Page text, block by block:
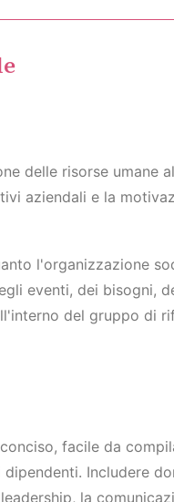
delle risorse umane
aziendali e la
l'organizzazione
eventi, dei bisogni,
del gruppo di
facile da
Includere
la